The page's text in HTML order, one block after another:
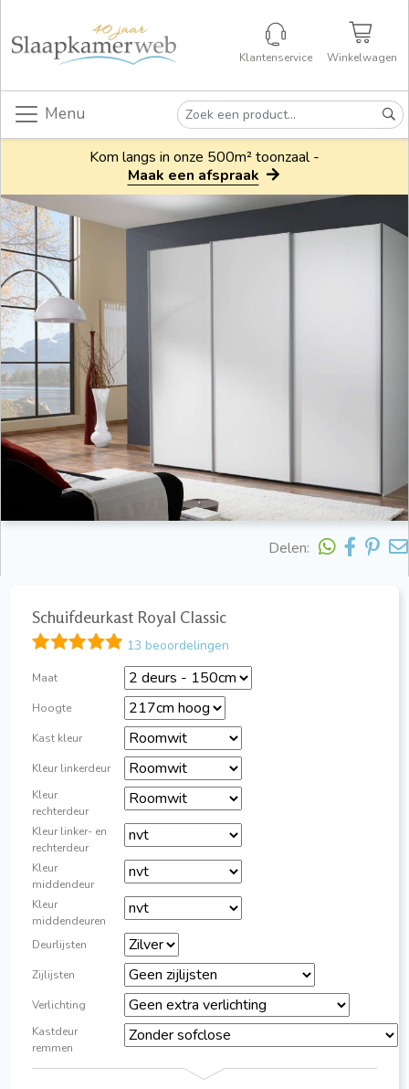
Klantenservice Winkelwagen
Menu
Kom langs in onze 500m² toonzaal -
Maak een afspraak
Delen:
Schuifdeurkast Royal Classic
13 beoordelingen
Maat
Hoogte
Kast kleur
Kleur linkerdeur
Kleur
rechterdeur
Kleur linker- en
rechterdeur
Kleur
middendeur
Kleur
middendeuren
Deurlijsten
Zijlijsten
Verlichting
Kastdeur
remmen